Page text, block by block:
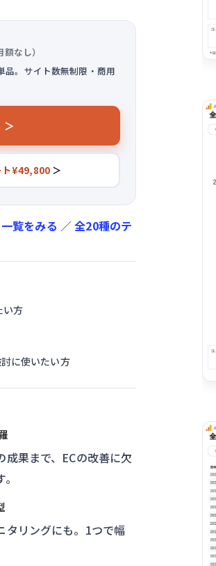
なし）
品。サイト数無制限・商用
＞
ト¥49,800 ＞
覧をみる ／全20種のテ
い方
に使いたい方
果まで、ECの改善に欠
タリングにも。1つで幅